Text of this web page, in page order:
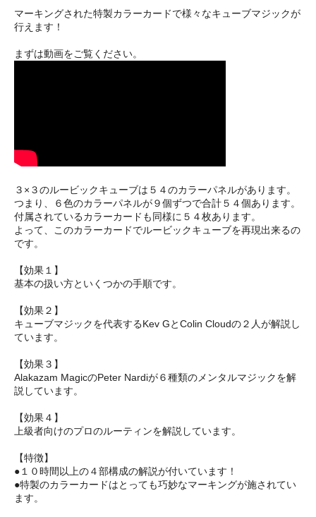
マーキングされた特製カラーカードで様々なキューブマジックが
行えます！
まずは動画をご覧ください。
３×３のルービックキューブは５４のカラーパネルがあります。
つまり、６色のカラーパネルが９個ずつで合計５４個あります。
付属されているカラーカードも同様に５４枚あります。
よって、このカラーカードでルービックキューブを再現出来るの
です。
【効果１】
基本の扱い方といくつかの手順です。
【効果２】
キューブマジックを代表するKev GとColin Cloudの２人が解説し
ています。
【効果３】
Alakazam MagicのPeter Nardiが６種類のメンタルマジックを解
説しています。
【効果４】
上級者向けのプロのルーティンを解説しています。
【特徴】
●１０時間以上の４部構成の解説が付いています！
●特製のカラーカードはとっても巧妙なマーキングが施されてい
ます。